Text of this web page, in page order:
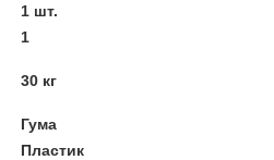
1 шт.
1
30 кг
Гума
Пластик